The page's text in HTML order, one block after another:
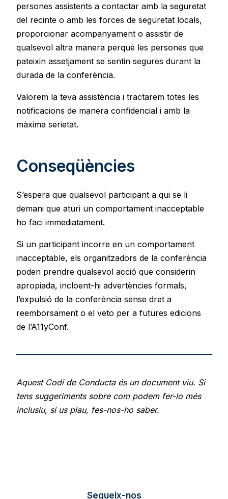
persones assistents a contactar amb la seguretat
del recinte o amb les forces de seguretat locals,
proporcionar acompanyament o assistir de
qualsevol altra manera perquè les persones que
pateixin assetjament se sentin segures durant la
durada de la conferència.
Valorem la teva assistència i tractarem totes les
notificacions de manera confidencial i amb la
màxima serietat.
Conseqüències
S’espera que qualsevol participant a qui se li
demani que aturi un comportament inacceptable
ho faci immediatament.
Si un participant incorre en un comportament
inacceptable, els organitzadors de la conferència
poden prendre qualsevol acció que considerin
apropiada, incloent-hi advertències formals,
l’expulsió de la conferència sense dret a
reemborsament o el veto per a futures edicions
de l’A11yConf.
Aquest Codi de Conducta és un document viu. Si
tens suggeriments sobre com podem fer-lo més
inclusiu, si us plau, fes-nos-ho saber.
Segueix-nos